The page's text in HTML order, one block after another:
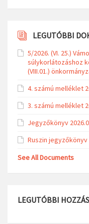
LEGUTÓBBI
5/2026. (VI. 25.)
súlykorlátozáshoz
(VIII.01.)
4. számú melléklet
3. számú melléklet
Jegyzőkönyv
Ruszin jegyzőkönyv
See All Documents
LEGUTÓBBI